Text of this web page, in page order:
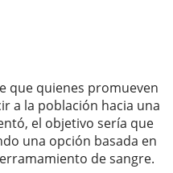
que quienes promueven
a la población hacia una
el objetivo sería que
una opción basada en
de sangre.